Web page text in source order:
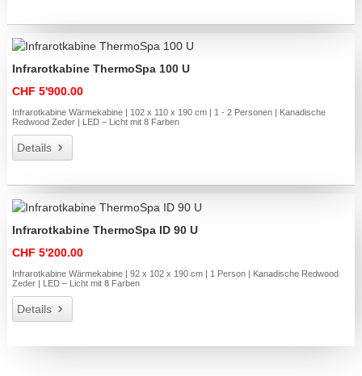
Infrarotkabine ThermoSpa 100 U
CHF 5'900.00
Infrarotkabine Wärmekabine | 102 x 110 x 190 cm | 1 - 2 Personen | Kanadische
Redwood Zeder | LED – Licht mit 8 Farben
Details
Infrarotkabine ThermoSpa ID 90 U
CHF 5'200.00
Infrarotkabine Wärmekabine | 92 x 102 x 190 cm | 1 Person | Kanadische Redwood
Zeder | LED – Licht mit 8 Farben
Details